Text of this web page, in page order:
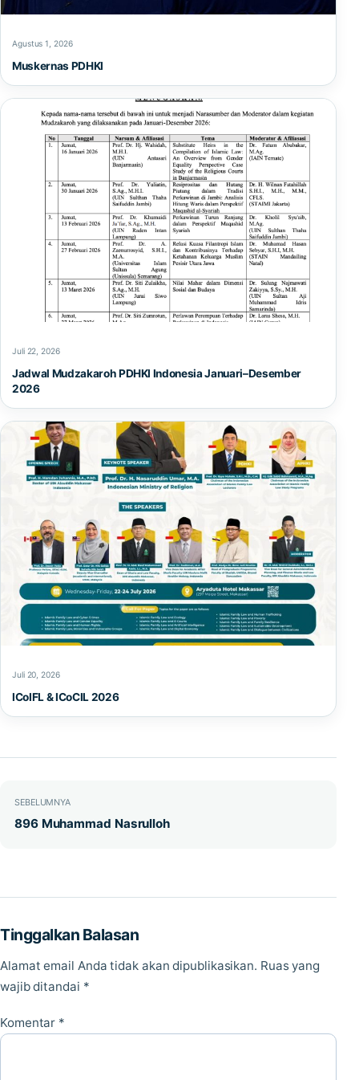
Agustus 1, 2026
Muskernas PDHKI
Juli 22, 2026
Jadwal Mudzakaroh PDHKI Indonesia Januari–Desember
2026
Juli 20, 2026
ICoIFL & ICoCIL 2026
Navigasi pos
SEBELUMNYA
896 Muhammad Nasrulloh
Tinggalkan Balasan
Alamat email Anda tidak akan dipublikasikan. Ruas yang
wajib ditandai *
Komentar *